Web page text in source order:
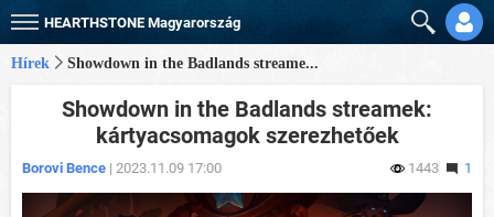
HEARTHSTONE Magyarország
Hírek Showdown in the Badlands streame...
Showdown in the Badlands streamek:
kártyacsomagok szerezhetőek
Borovi Bence | 2023.11.09 17:00 1443 1